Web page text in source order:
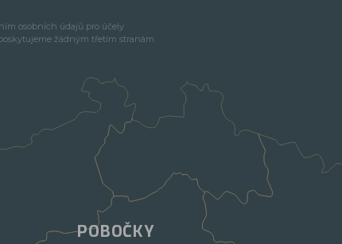
osobních údajů pro účely
žádným třetím stranám.
POBOČKY